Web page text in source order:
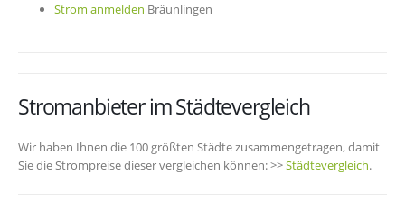
Strom anmelden Bräunlingen
Stromanbieter im Städtevergleich
Wir haben Ihnen die 100 größten Städte zusammengetragen, damit
Sie die Strompreise dieser vergleichen können: >>Städtevergleich.